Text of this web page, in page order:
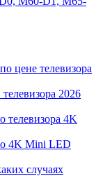
цене телевизора
2026
телевизора 4K
4K Mini LED
случаях